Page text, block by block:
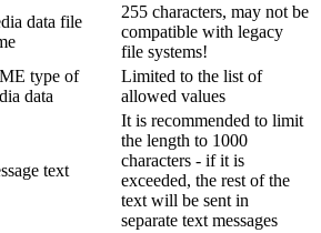
data file
255 characters, may not be
compatible with legacy
file systems!
type of
data
Limited to the list of
allowed values
text
It is recommended to limit
the length to 1000
characters - if it is
exceeded, the rest of the
text will be sent in
separate text messages